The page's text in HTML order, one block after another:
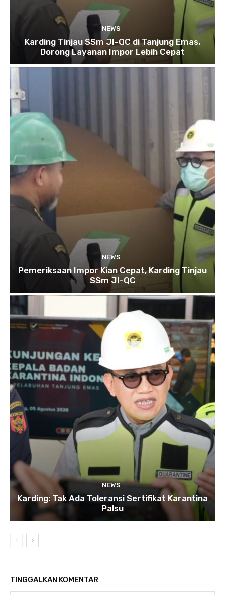
NEWS
Karding Tinjau SSm JI-QC di Tanjung Emas,
Dorong Layanan Impor Lebih Cepat
NEWS
Pemeriksaan Impor Kian Cepat, Karding Tinjau
SSm JI-QC
NEWS
Karding: Tak Ada Toleransi Sertifikat Karantina
Palsu
TINGGALKAN KOMENTAR